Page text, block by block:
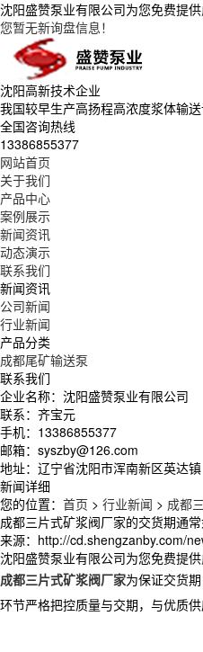
沈阳盛赞泵业有限公司为您免费提供
您暂无新询盘信息！
沈阳高新技术企业
我国较早生产高扬程高浓度浆体输
全国咨询热线
13386855377
网站首页
关于我们
产品中心
案例展示
新闻资讯
动态演示
联系我们
新闻资讯
公司新闻
行业新闻
产品分类
成都尾矿输送泵
联系我们
企业名称：沈阳盛赞泵业有限公司
联系：齐宝元
手机：13386855377
邮箱：syszby@126.com
地址：辽宁省沈阳市浑南新区英达镇
新闻详细
您的位置： 首页 > 行业新闻 > 成都
成都三片式矿浆阀厂家的交货期通
来源：http://cd.shengzanby.com/
沈阳盛赞泵业有限公司为您免费提供
成都三片式矿浆阀厂家为保证交货
环节严格把控质量与交期，与优质